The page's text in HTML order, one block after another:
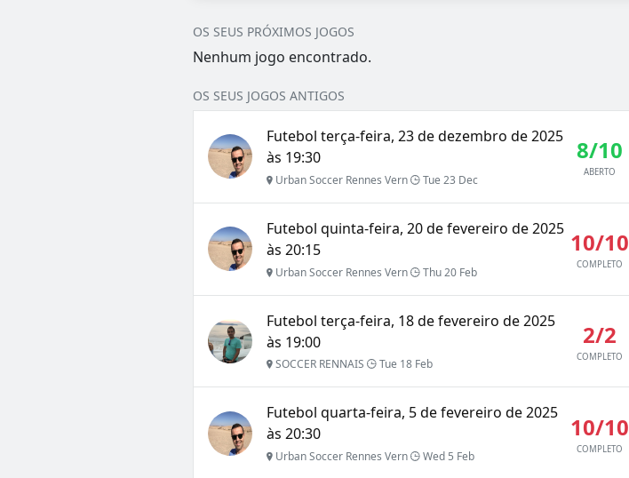
OS SEUS PRÓXIMOS JOGOS
Nenhum jogo encontrado.
OS SEUS JOGOS ANTIGOS
Futebol terça-feira, 23 de dezembro de 2025
às 19:30
Urban Soccer Rennes Vern Tue 23 Dec
8/10
ABERTO
Futebol quinta-feira, 20 de fevereiro de 2025
às 20:15
Urban Soccer Rennes Vern Thu 20 Feb
10/10
COMPLETO
Futebol terça-feira, 18 de fevereiro de 2025
às 19:00
SOCCER RENNAIS Tue 18 Feb
2/2
COMPLETO
Futebol quarta-feira, 5 de fevereiro de 2025
às 20:30
Urban Soccer Rennes Vern Wed 5 Feb
10/10
COMPLETO